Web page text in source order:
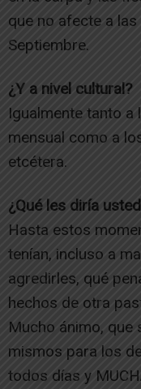
que no afecte a
Septiembre.
¿Y a nivel cultural?
Igualmente tanto a
mensual como a
etcétera.
¿Qué les diría
Hasta estos
tenían, incluso a
agredirles, qué
hechos de otra
Mucho ánimo, que
mismos para los
todos días y